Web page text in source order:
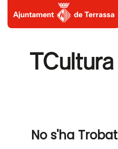
content
No s'ha Trobat